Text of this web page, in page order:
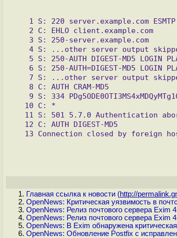
Главная ссылка к новости (http://
OpenNews: Критическая уязвимость в
OpenNews: Релиз почтового сервера Exim
OpenNews: Релиз почтового сервера Exim
OpenNews: В Exim обнаружена
OpenNews: Обновление Postfix с